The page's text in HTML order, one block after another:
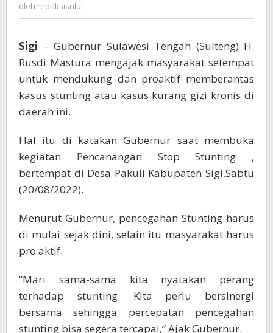
oleh redaksisulut
Sigi – Gubernur Sulawesi Tengah (Sulteng) H.
Rusdi Mastura mengajak masyarakat setempat
untuk mendukung dan proaktif memberantas
kasus stunting atau kasus kurang gizi kronis di
daerah ini.
Hal itu di katakan Gubernur saat membuka
kegiatan Pencanangan Stop Stunting ,
bertempat di Desa Pakuli Kabupaten Sigi,Sabtu
(20/08/2022).
Menurut Gubernur, pencegahan Stunting harus
di mulai sejak dini, selain itu masyarakat harus
pro aktif.
“Mari sama-sama kita nyatakan perang
terhadap stunting. Kita perlu bersinergi
bersama sehingga percepatan pencegahan
stunting bisa segera tercapai,” Ajak Gubernur.